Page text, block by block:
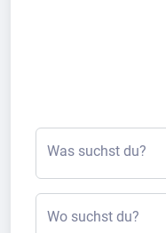
Was suchst du?
Wo suchst du?